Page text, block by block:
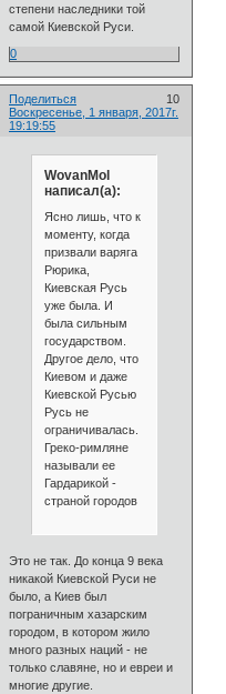
степени наследники той
самой Киевской Руси.
0
Поделиться
10
Воскресенье, 1 января, 2017г.
19:19:55
WovanMol
написал(а):
Ясно лишь, что к
моменту, когда
призвали варяга
Рюрика,
Киевская Русь
уже была. И
была сильным
государством.
Другое дело, что
Киевом и даже
Киевской Русью
Русь не
ограничивалась.
Греко-римляне
называли ее
Гардарикой -
страной городов
Это не так. До конца 9 века
никакой Киевской Руси не
было, а Киев был
пограничным хазарским
городом, в котором жило
много разных наций - не
только славяне, но и евреи и
многие другие.